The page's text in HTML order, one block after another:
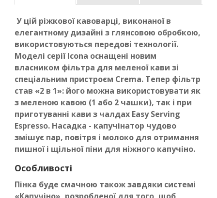
У цій ріжкової кавоварці, виконаної в
елегантному дизайні з глянсовою обробкою,
використовуються передові технології.
Моделі серії Icona оснащені новим
власником фільтра для меленої кави зі
спеціальним пристроєм Crema. Тепер фільтр
став «2 в 1»: його можна використовувати як
з меленою кавою (1 або 2 чашки), так і при
приготуванні кави з чалдах Easy Serving
Espresso. Насадка - капучінатор чудово
змішує пар, повітря і молоко для отримання
пишної і щільної піни для ніжного капучіно.
Особливості
Пінка буде смачною також завдяки системі